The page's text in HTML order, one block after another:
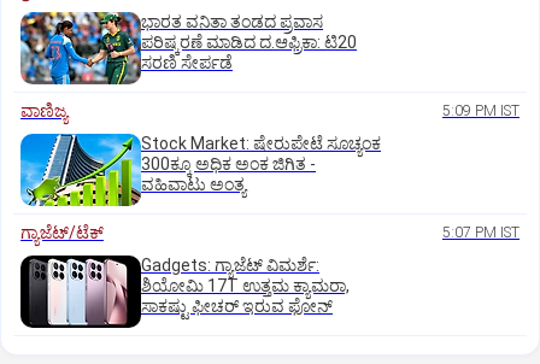
ಭಾರತ ವನಿತಾ ತಂಡದ ಪ್ರವಾಸ
ಪರಿಷ್ಕರಣೆ ಮಾಡಿದ ದ.ಆಫ್ರಿಕಾ: ಟಿ20
ಸರಣಿ ಸೇರ್ಪಡೆ
ವಾಣಿಜ್ಯ 5:09 PM IST
Stock Market: ಷೇರುಪೇಟೆ ಸೂಚ್ಯಂಕ
300ಕ್ಕೂ ಅಧಿಕ ಅಂಕ ಜಿಗಿತ -
ವಹಿವಾಟು ಅಂತ್ಯ
ಗ್ಯಾಜೆಟ್/ಟೆಕ್ 5:07 PM IST
Gadgets: ಗ್ಯಾಜೆಟ್ ವಿಮರ್ಶೆ:
ಶಿಯೋಮಿ 17T ಉತ್ತಮ ಕ್ಯಾಮರಾ,
ಸಾಕಷ್ಟು ಫೀಚರ್ ಇರುವ ಫೋನ್